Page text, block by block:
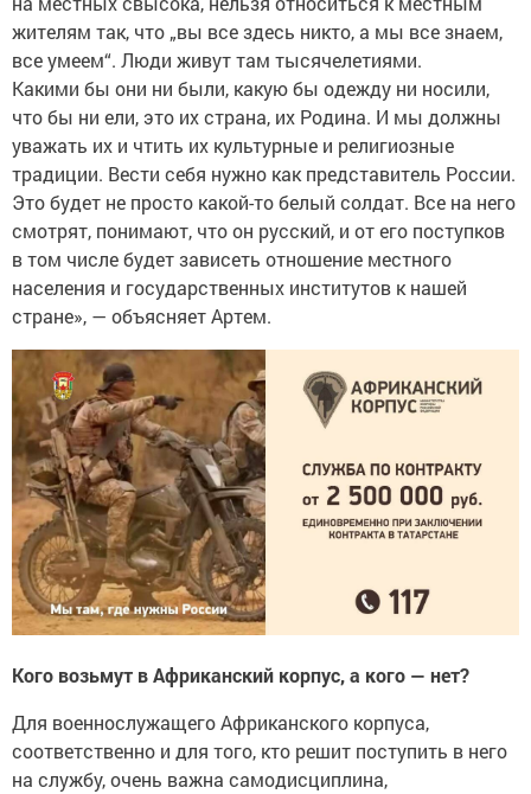
жителям так, что „вы все здесь никто, а мы все знаем,
все умеем“. Люди живут там тысячелетиями.
Какими бы они ни были, какую бы одежду ни носили,
что бы ни ели, это их страна, их Родина. И мы должны
уважать их и чтить их культурные и религиозные
традиции. Вести себя нужно как представитель России.
Это будет не просто какой-то белый солдат. Все на него
смотрят, понимают, что он русский, и от его поступков
в том числе будет зависеть отношение местного
населения и государственных институтов к нашей
стране», — объясняет Артем.
Кого возьмут в Африканский корпус, а кого — нет?
Для военнослужащего Африканского корпуса,
соответственно и для того, кто решит поступить в него
на службу, очень важна самодисциплина,